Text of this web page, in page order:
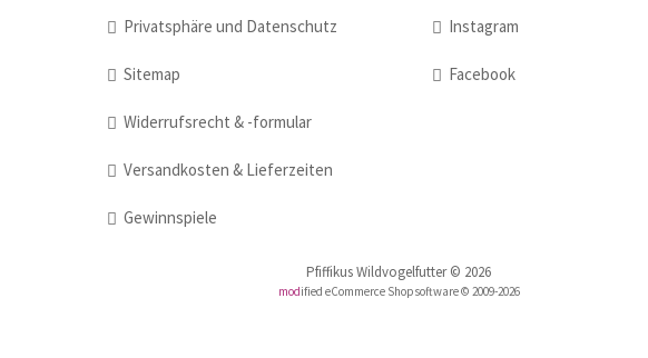
Privatsphäre und Datenschutz
Sitemap
Widerrufsrecht & -formular
Versandkosten & Lieferzeiten
Gewinnspiele
Instagram
Facebook
Pfiffikus Wildvogelfutter © 2026
modified eCommerce Shopsoftware © 2009-2026